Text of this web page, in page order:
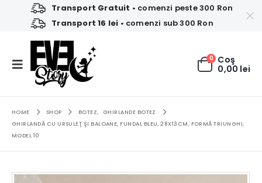
Transport Gratuit • comenzi peste 300 Ron
Transport 16 lei • comenzi sub 300 Ron
0 Coş
0,00 lei
HOME SHOP BOTEZ,
GHIRLANDE BOTEZ
GHIRLANDĂ CU URSULEŢ ŞI BALOANE, FUNDAL BLEU, 28X13CM, FORMĂ TRIUNGHI,
MODEL 10